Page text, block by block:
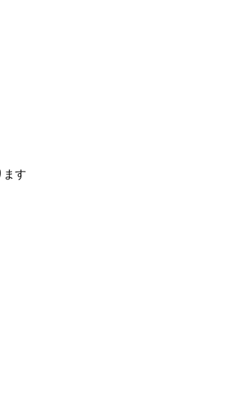
ます